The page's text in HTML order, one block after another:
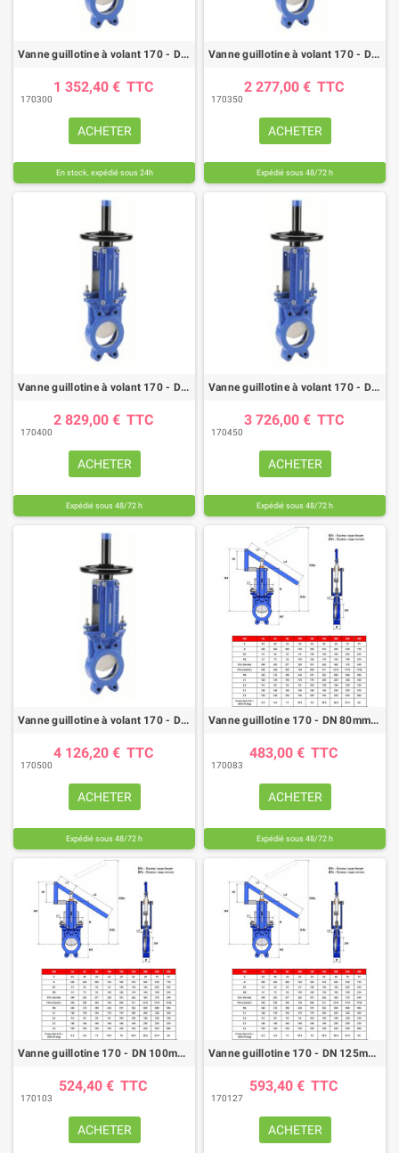
Vanne guillotine à volant 170 - DN 300mm - FTE/NBR - GN10
1 352,40 € TTC
170300
ACHETER
En stock, expédié sous 24h
Vanne guillotine à volant 170 - DN 350mm - FTE/NBR - GN10
2 277,00 € TTC
170350
ACHETER
Expédié sous 48/72 h
Vanne guillotine à volant 170 - DN 400mm - FTE/NBR - GN10
2 829,00 € TTC
170400
ACHETER
Expédié sous 48/72 h
Vanne guillotine à volant 170 - DN 450mm - FTE/NBR - GN10
3 726,00 € TTC
170450
ACHETER
Expédié sous 48/72 h
Vanne guillotine à volant 170 - DN 500mm - FTE/NBR - GN10
4 126,20 € TTC
170500
ACHETER
Expédié sous 48/72 h
Vanne guillotine 170 - DN 80mm - FTE/NBR - kit levier
483,00 € TTC
170083
ACHETER
Expédié sous 48/72 h
Vanne guillotine 170 - DN 100mm - FTE/NBR - kit levier
524,40 € TTC
170103
ACHETER
Vanne guillotine 170 - DN 125mm - FTE/NBR - kit levier
593,40 € TTC
170127
ACHETER